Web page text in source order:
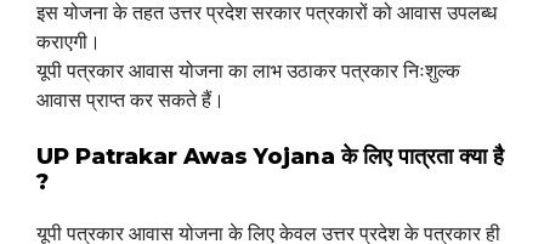
इस योजना के तहत उत्तर प्रदेश सरकार पत्रकारों को आवास उपलब्ध
कराएगी।
यूपी पत्रकार आवास योजना का लाभ उठाकर पत्रकार निःशुल्क
आवास प्राप्त कर सकते हैं।
UP Patrakar Awas Yojana के लिए पात्रता क्या है
?
यूपी पत्रकार आवास योजना के लिए केवल उत्तर प्रदेश के पत्रकार ही